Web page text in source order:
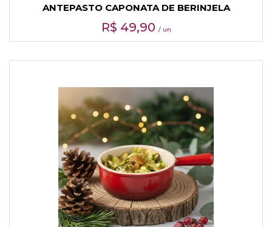
ANTEPASTO CAPONATA DE BERINJELA
R$ 49,90 / un